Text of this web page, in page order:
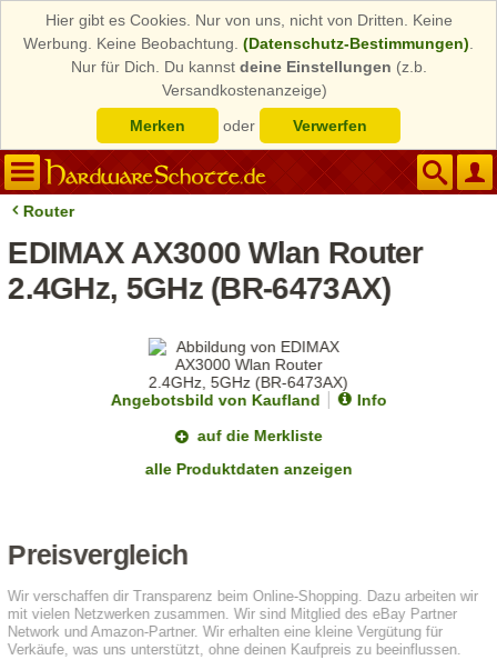
Hier gibt es Cookies. Nur von uns, nicht von Dritten. Keine
Werbung. Keine Beobachtung. (Datenschutz-Bestimmungen)
Nur für Dich. Du kannst deine Einstellungen (z.b.
Versandkostenanzeige)
Merken
oder Verwerfen
Router
EDIMAX AX3000 Wlan Router
2.4GHz, 5GHz (BR-6473AX)
Angebotsbild von Kaufland
Info
auf die Merkliste
alle Produktdaten anzeigen
Preisvergleich
Wir verschaffen dir Transparenz beim Online-Shopping. Dazu arbeiten wir
mit vielen Netzwerken zusammen. Wir sind Mitglied des eBay Partner
Network und Amazon-Partner. Wir erhalten eine kleine Vergütung für
Verkäufe, was uns unterstützt, ohne deinen Kaufpreis zu beeinflussen.